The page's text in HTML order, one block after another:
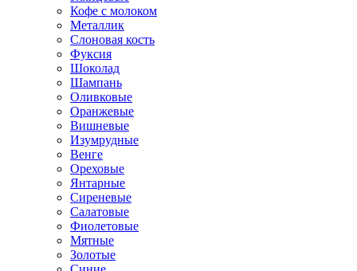
Кофе с молоком
Металлик
Слоновая кость
Фуксия
Шоколад
Шампань
Оливковые
Оранжевые
Вишневые
Изумрудные
Венге
Ореховые
Янтарные
Сиреневые
Салатовые
Фиолетовые
Мятные
Золотые